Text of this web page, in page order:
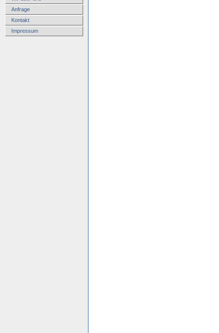
Anfrage
Kontakt
Impressum